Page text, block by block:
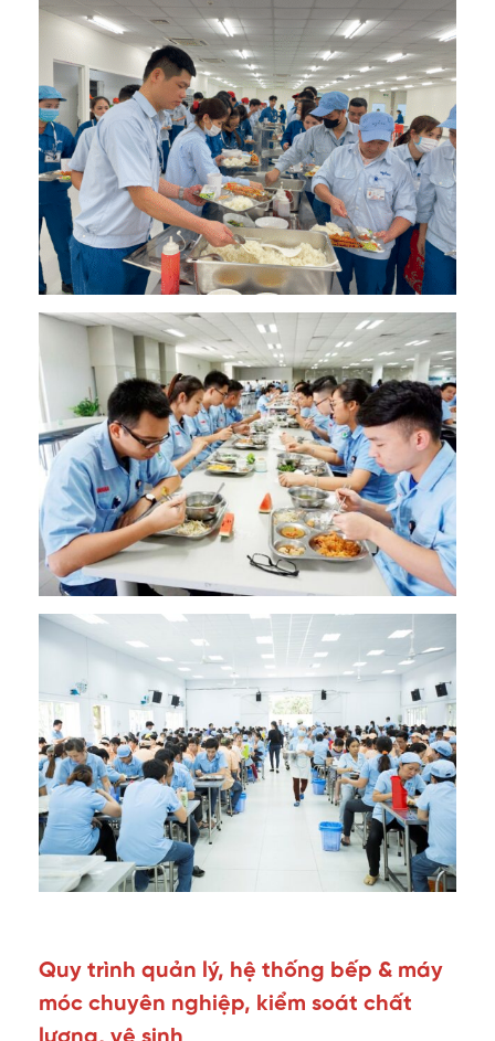
Quy trình quản lý, hệ thống bếp & máy
móc chuyên nghiệp, kiểm soát chất